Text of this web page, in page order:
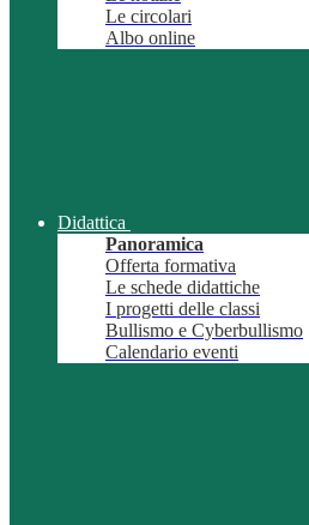
Le circolari
Albo online
Didattica
Panoramica
Offerta formativa
Le schede didattiche
I progetti delle classi
Bullismo e Cyberbullismo
Calendario eventi